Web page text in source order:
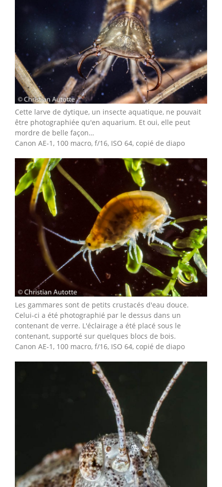
Cette larve de dytique, un insecte aquatique, ne pouvait
être photographiée qu'en aquarium. Et oui, elle peut
mordre de belle façon…
Canon AE-1, 100 macro, f/16, ISO 64, copié de diapo
Les gammares sont de petits crustacés d'eau douce.
Celui-ci a été photographié par le dessus dans un
contenant de verre. L'éclairage a été placé sous le
contenant, supporté sur quelques blocs de bois.
Canon AE-1, 100 macro, f/16, ISO 64, copié de diapo